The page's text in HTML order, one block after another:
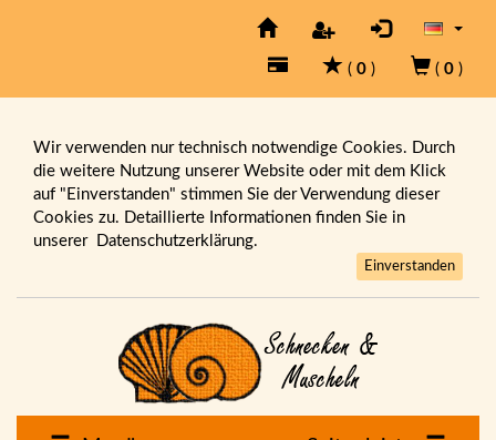
( 0 ) ( 0 )
Wir verwenden nur technisch notwendige Cookies. Durch
die weitere Nutzung unserer Website oder mit dem Klick
auf "Einverstanden" stimmen Sie der Verwendung dieser
Cookies zu. Detaillierte Informationen finden Sie in
unserer Datenschutzerklärung.
Einverstanden